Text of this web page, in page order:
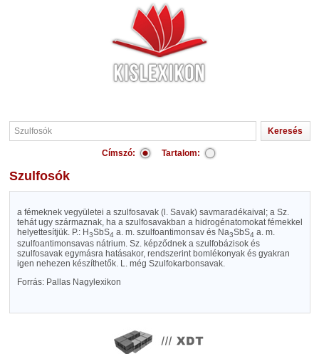
Címszó: Tartalom:
Szulfosók
a fémeknek vegyületei a szulfosavak (l. Savak) savmaradékaival; a Sz.
tehát ugy származnak, ha a szulfosavakban a hidrogénatomokat fémekkel
helyettesítjük. P.: H3SbS4 a. m. szulfoantimonsav és Na3SbS4 a. m.
szulfoantimonsavas nátrium. Sz. képződnek a szulfobázisok és
szulfosavak egymásra hatásakor, rendszerint bomlékonyak és gyakran
igen nehezen készíthetők. L. még Szulfokarbonsavak.
Forrás: Pallas Nagylexikon